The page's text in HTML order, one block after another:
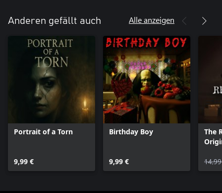
Anderen gefällt auch Alle anzeigen
Portrait of a Torn
9,99 €
Birthday Boy
9,99 €
The